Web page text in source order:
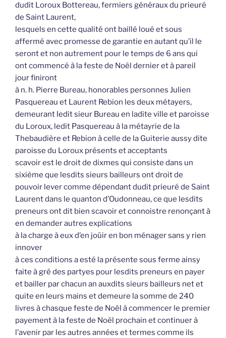
dudit Loroux Bottereau, fermiers généraux du prieuré
de Saint Laurent,
lesquels en cette qualité ont baillé loué et sous
affermé avec promesse de garantie en autant qu’il le
seront et non autrement pour le temps de 6 ans qui
ont commencé à la feste de Noël dernier et à pareil
jour finiront
à n. h. Pierre Bureau, honorables personnes Julien
Pasquereau et Laurent Rebion les deux métayers,
demeurant ledit sieur Bureau en ladite ville et paroisse
du Loroux, ledit Pasquereau à la métayrie de la
Thebaudière et Rebion à celle de la Guiterie aussy dite
paroisse du Loroux présents et acceptants
scavoir est le droit de dixmes qui consiste dans un
sixième que lesdits sieurs bailleurs ont droit de
pouvoir lever comme dépendant dudit prieuré de Saint
Laurent dans le quanton d’Oudonneau, ce que lesdits
preneurs ont dit bien scavoir et connoistre renonçant à
en demander autres explications
à la charge à eux d’en joüir en bon ménager sans y rien
innover
à ces conditions a esté la présente sous ferme ainsy
faite à gré des partyes pour lesdits preneurs en payer
et bailler par chacun an auxdits sieurs bailleurs net et
quite en leurs mains et demeure la somme de 240
livres à chasque feste de Noël à commencer le premier
payement à la feste de Noël prochain et continuer à
l’avenir par les autres années et termes comme ils